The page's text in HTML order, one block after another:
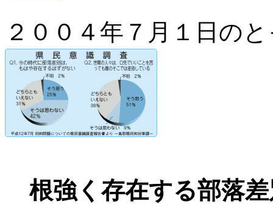
２００４年７月１日の
根強く存在する部落